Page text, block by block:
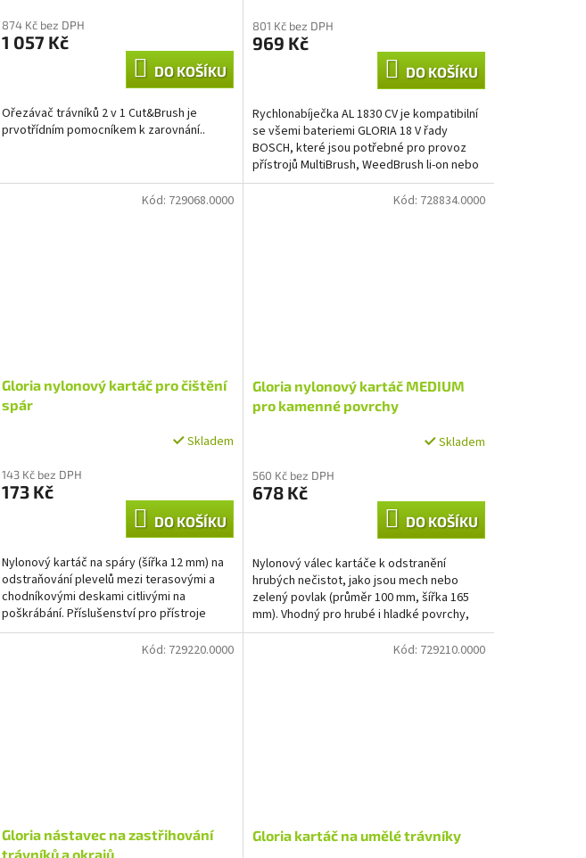
874 Kč bez DPH
1 057 Kč
DO KOŠÍKU
Ořezávač trávníků 2 v 1 Cut&Brush je
prvotřídním pomocníkem k zarovnání..
801 Kč bez DPH
969 Kč
DO KOŠÍKU
Rychlonabíječka AL 1830 CV je kompatibilní
se všemi bateriemi GLORIA 18 V řady
BOSCH, které jsou potřebné pro provoz
přístrojů MultiBrush, WeedBrush li-on nebo
MultiJet 18V....
Gloria nylonový kartáč pro čištění
spár
Skladem
143 Kč bez DPH
173 Kč
DO KOŠÍKU
Nylonový kartáč na spáry (šířka 12 mm) na
odstraňování plevelů mezi terasovými a
chodníkovými deskami citlivými na
poškrábání. Příslušenství pro přístroje
MultiBrush a WeedBrush.
Kód: 729068.0000
Gloria nylonový kartáč MEDIUM
pro kamenné povrchy
Skladem
560 Kč bez DPH
678 Kč
DO KOŠÍKU
Nylonový válec kartáče k odstranění
hrubých nečistot, jako jsou mech nebo
zelený povlak (průměr 100 mm, šířka 165
mm). Vhodný pro hrubé i hladké povrchy,
nevhodný pro povrchy...
Kód: 728834.0000
Gloria nástavec na zastřihování
trávníků a okrajů
Kód: 729220.0000
Gloria kartáč na umělé trávníky
Kód: 729210.0000